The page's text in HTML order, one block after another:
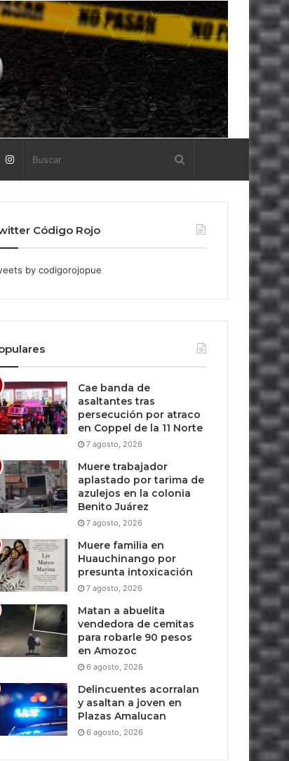
Código Rojo
by codigorojopue
Cae banda de
asaltantes tras
persecución por atraco
en Coppel de la 11 Norte
7 agosto, 2026
Muere trabajador
aplastado por tarima de
azulejos en la colonia
Benito Juárez
7 agosto, 2026
Muere familia en
Huauchinango por
presunta intoxicación
7 agosto, 2026
Matan a abuelita
vendedora de cemitas
para robarle 90 pesos
en Amozoc
6 agosto, 2026
Delincuentes acorralan
y asaltan a joven en
Plazas Amalucan
6 agosto, 2026